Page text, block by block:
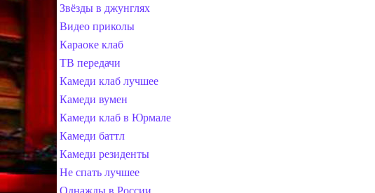
Звёзды в джунглях
Видео приколы
Караоке клаб
ТВ передачи
Камеди клаб лучшее
Камеди вумен
Камеди клаб в Юрмале
Камеди баттл
Камеди резиденты
Не спать лучшее
Однажды в России